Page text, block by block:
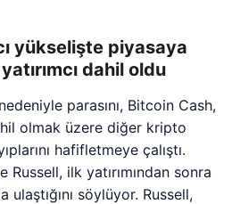
yükselişte piyasaya
dahil oldu
parasını, Bitcoin Cash,
olmak üzere diğer kripto
hafifletmeye çalıştı.
Russell, ilk yatırımından sonra
ulaştığını söylüyor. Russell,